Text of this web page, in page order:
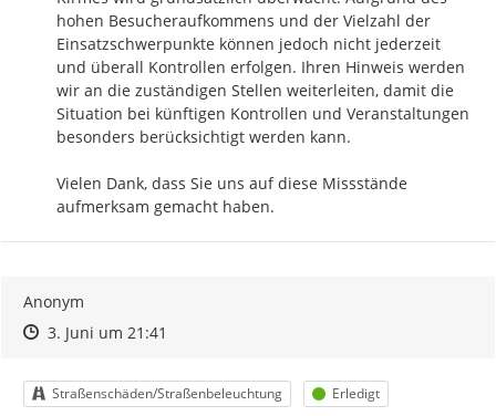
hohen Besucheraufkommens und der Vielzahl der
Einsatzschwerpunkte können jedoch nicht jederzeit
und überall Kontrollen erfolgen. Ihren Hinweis werden
wir an die zuständigen Stellen weiterleiten, damit die
Situation bei künftigen Kontrollen und Veranstaltungen
besonders berücksichtigt werden kann.
Vielen Dank, dass Sie uns auf diese Missstände
aufmerksam gemacht haben.
Anonym
Zeitpunkt des Erstellens
Zeitpunkt des Erstellens
3. Juni um 21:41
Kategorie
Straßenschäden/Straßenbeleuchtung Status
Erledigt